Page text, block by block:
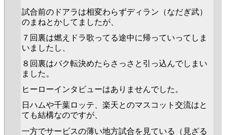
試合前のドアラは相変わらずディラン（なだぎ武）
のまねとかしてましたが、
７回裏は燃えドラ歌ってる途中に帰っていってしま
いましたし、
８回裏はバク転決めたらさっさと引っ込んでしまい
ました。
ヒーローインタビューはありませんでした。
日ハムや千葉ロッテ、楽天とのマスコット交流はと
ても結構なのですが、
一方でサービスの薄い地方試合を見ている（見ざる